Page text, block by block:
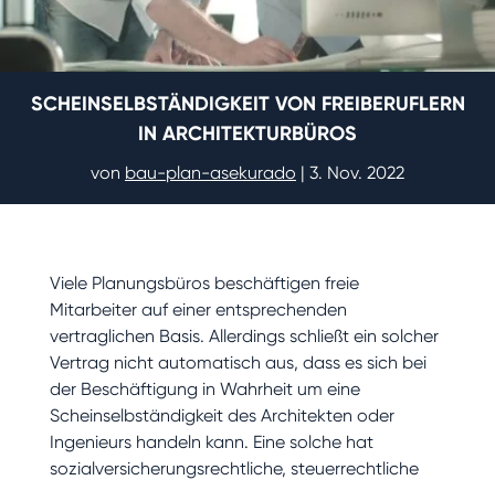
SCHEINSELBSTÄNDIGKEIT VON FREIBERUFLERN
IN ARCHITEKTURBÜROS
von bau-plan-asekurado | 3. Nov. 2022
Viele Planungsbüros beschäftigen freie
Mitarbeiter auf einer entsprechenden
vertraglichen Basis. Allerdings schließt ein solcher
Vertrag nicht automatisch aus, dass es sich bei
der Beschäftigung in Wahrheit um eine
Scheinselbständigkeit des Architekten oder
Ingenieurs handeln kann. Eine solche hat
sozialversicherungsrechtliche, steuerrechtliche